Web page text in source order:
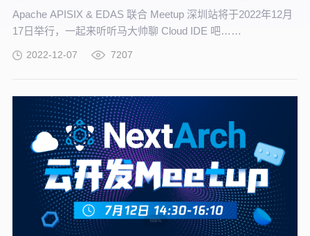
Apache APISIX & EDAS 联合 Meetup 深圳站将于2022年12月
17日举行，一起来听听马大帅聊 Cloud IDE 吧……
2022-12-07 7207